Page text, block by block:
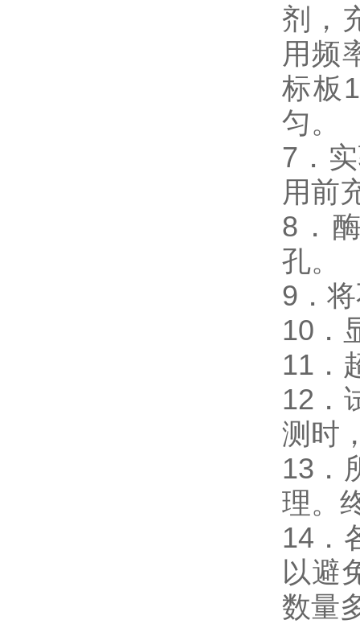
剂，
用频
标板
匀。
7．
用前
8．
孔。
9．
10．
11．
12．
测时
13．
理。
14．
以避
数量